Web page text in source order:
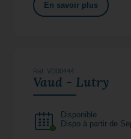
En savoir plus
Réf. VD00444
Vaud - Lutry
Disponible
Dispo à partir de